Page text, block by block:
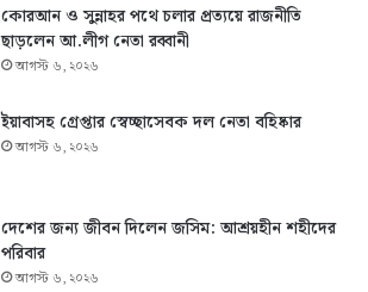
কোরআন ও সুন্নাহর পথে চলার প্রত্যয়ে রাজনীতি
ছাড়লেন আ.লীগ নেতা রব্বানী
আগস্ট ৬, ২০২৬
ইয়াবাসহ গ্রেপ্তার স্বেচ্ছাসেবক দল নেতা বহিষ্কার
আগস্ট ৬, ২০২৬
দেশের জন্য জীবন দিলেন জসিম: আশ্রয়হীন শহীদের
পরিবার
আগস্ট ৬, ২০২৬